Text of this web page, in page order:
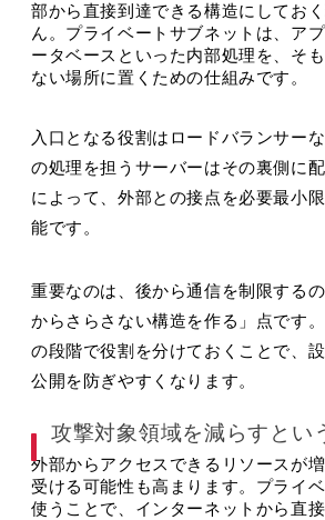
部から直接到達できる構造にしてお
ん。プライベートサブネットは、ア
ータベースといった内部処理を、そ
ない場所に置くための仕組みです。
入口となる役割はロードバランサー
の処理を担うサーバーはその裏側に
によって、外部との接点を必要最小
能です。
重要なのは、後から通信を制限する
からさらさない構造を作る」点です
の段階で役割を分けておくことで、
公開を防ぎやすくなります。
攻撃対象領域を減らすとい
外部からアクセスできるリソースが
受ける可能性も高まります。プライ
使うことで、インターネットから直